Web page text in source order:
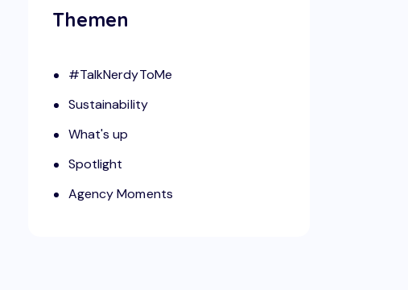
Themen
#TalkNerdyToMe
Sustainability
What's up
Spotlight
Agency Moments